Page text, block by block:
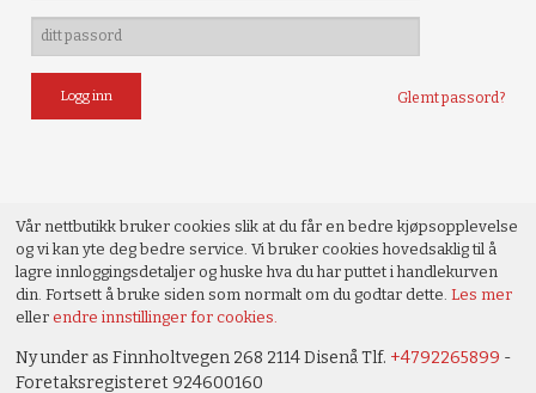
Glemt passord?
Vår nettbutikk bruker cookies slik at du får en bedre kjøpsopplevelse
og vi kan yte deg bedre service. Vi bruker cookies hovedsaklig til å
lagre innloggingsdetaljer og huske hva du har puttet i handlekurven
din. Fortsett å bruke siden som normalt om du godtar dette.Les mer
ellerendre innstillinger for cookies.
Ny under as Finnholtvegen 268 2114 Disenå Tlf. +4792265899 -
Foretaksregisteret 924600160